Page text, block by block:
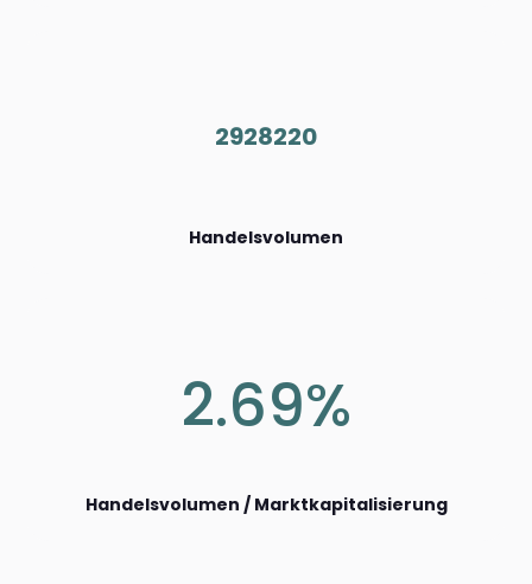
2928220
Handelsvolumen
2.69%
Handelsvolumen / Marktkapitalisierung